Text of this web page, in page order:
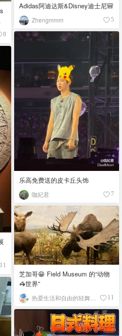
Adidas阿迪达斯&Disney迪士尼🎒
Zhengmmm 5
8
乐高免费送的皮卡丘头饰
咖妃君 7
11
芝加哥😁 Field Museum 的“动物
🦓世界”
11